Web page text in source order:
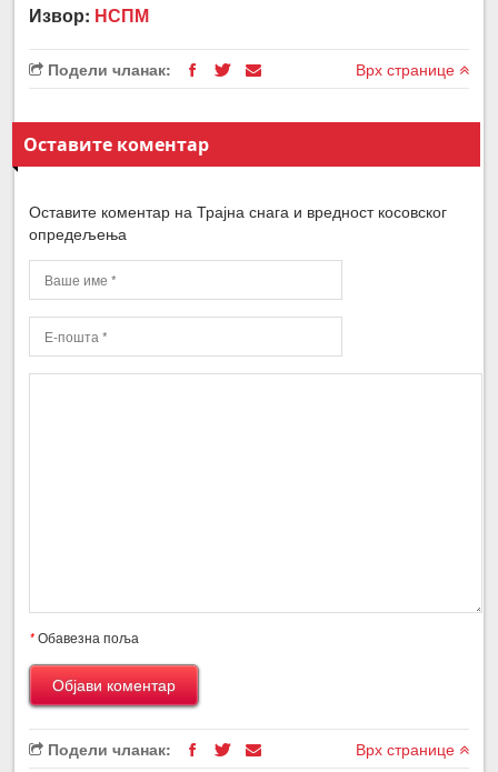
Извор: НСПМ
Подели чланак: Врх странице
Оставите коментар
Оставите коментар на Трајна снага и вредност косовског
опредељења
*Обавезна поља
Подели чланак: Врх странице